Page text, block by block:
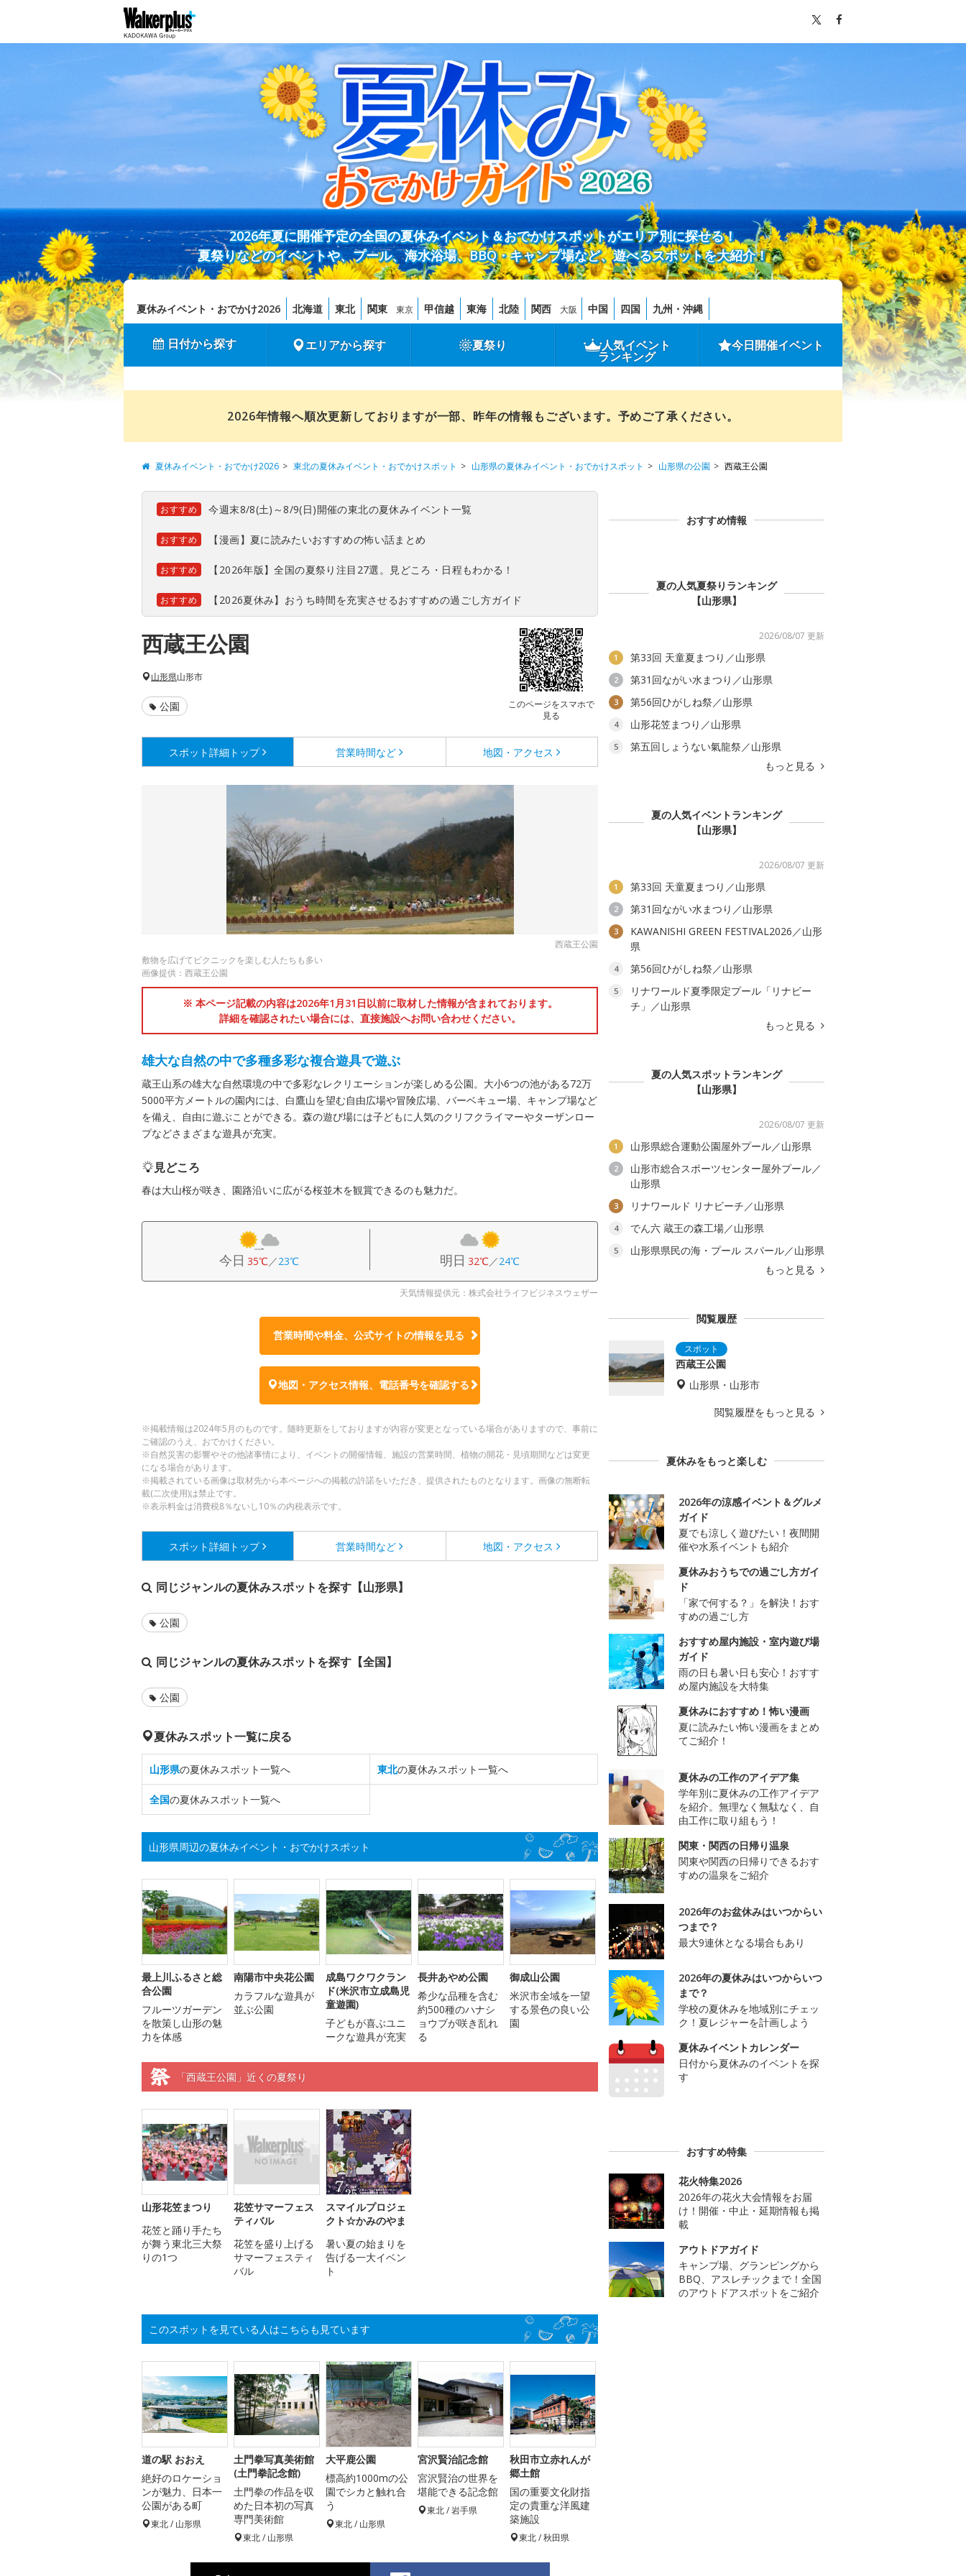
2026年夏に開催予定の全国の夏休みイベント＆おでかけスポットがエリア別に探せる！
夏祭りなどのイベントや、プール、海水浴場、BBQ・キャンプ場など、遊べるスポットを大紹介！
夏休みイベント・おでかけ2026 北海道 東北 関東 東京 甲信越 東海 北陸 関西 大阪 中国 四国 九州・沖縄
日付から探す エリアから探す 夏祭り 人気イベント
ランキング
今日開催イベント
2026年情報へ順次更新しておりますが一部、昨年の情報もございます。予めご了承ください。
夏休みイベント・おでかけ2026 東北の夏休みイベント・おでかけスポット 山形県の夏休みイベント・おでかけスポット 山形県の公園 西蔵王公園
おすすめ 今週末8/8(土)～8/9(日)開催の東北の夏休みイベント一覧
おすすめ 【漫画】夏に読みたいおすすめの怖い話まとめ
おすすめ 【2026年版】全国の夏祭り注目27選。見どころ・日程もわかる！
おすすめ 【2026夏休み】おうち時間を充実させるおすすめの過ごし方ガイド
西蔵王公園
このページをスマホで
見る
山形県山形市
公園
スポット詳細 トップ 営業時間など 地図・アクセス
西蔵王公園
敷物を広げてピクニックを楽しむ人たちも多い
画像提供：西蔵王公園
※ 本ページ記載の内容は2026年1月31日以前に取材した情報が含まれております。
詳細を確認されたい場合には、直接施設へお問い合わせください。
雄大な自然の中で多種多彩な複合遊具で遊ぶ
蔵王山系の雄大な自然環境の中で多彩なレクリエーションが楽しめる公園。大小6つの池がある72万
5000平方メートルの園内には、白鷹山を望む自由広場や冒険広場、バーベキュー場、キャンプ場など
を備え、自由に遊ぶことができる。森の遊び場には子どもに人気のクリフクライマーやターザンロー
プなどさまざまな遊具が充実。
見どころ
春は大山桜が咲き、園路沿いに広がる桜並木を観賞できるのも魅力だ。
今日 35℃／23℃ 明日 32℃／24℃
天気情報提供元：株式会社ライフビジネスウェザー
営業時間や料金、公式サイトの情報を見る
地図・アクセス情報、電話番号を確認する
※掲載情報は2024年5月のものです。随時更新をしておりますが内容が変更となっている場合がありますので、事前に
ご確認のうえ、おでかけください。
※自然災害の影響やその他諸事情により、イベントの開催情報、施設の営業時間、植物の開花・見頃期間などは変更
になる場合があります。
※掲載されている画像は取材先から本ページへの掲載の許諾をいただき、提供されたものとなります。画像の無断転
載(二次使用)は禁止です。
※表示料金は消費税8％ないし10％の内税表示です。
スポット詳細 トップ 営業時間など 地図・アクセス
同じジャンルの夏休みスポットを探す【山形県】
公園
同じジャンルの夏休みスポットを探す【全国】
公園
夏休みスポット一覧に戻る
山形県の夏休みスポット一覧へ 東北の夏休みスポット一覧へ
全国の夏休みスポット一覧へ
山形県周辺の夏休みイベント・おでかけスポット
最上川ふるさと総
合公園
フルーツガーデン
を散策し山形の魅
力を体感
南陽市中央花公園
カラフルな遊具が
並ぶ公園
成島ワクワクラン
ド(米沢市立成島児
童遊園)
子どもが喜ぶユニ
ークな遊具が充実
長井あやめ公園
希少な品種を含む
約500種のハナシ
ョウブが咲き乱れ
る
御成山公園
米沢市全域を一望
する景色の良い公
園
「西蔵王公園」近くの夏祭り
山形花笠まつり
花笠と踊り手たち
が舞う東北三大祭
りの1つ
花笠サマーフェス
ティバル
花笠を盛り上げる
サマーフェスティ
バル
スマイルプロジェ
クト☆かみのやま
暑い夏の始まりを
告げる一大イベン
ト
このスポットを見ている人はこちらも見ています
道の駅 おおえ
絶好のロケーショ
ンが魅力、日本一
公園がある町
東北 / 山形県
土門拳写真美術館
(土門拳記念館)
土門拳の作品を収
めた日本初の写真
専門美術館
東北 / 山形県
大平鹿公園
標高約1000mの公
園でシカと触れ合
う
東北 / 山形県
宮沢賢治記念館
宮沢賢治の世界を
堪能できる記念館
東北 / 岩手県
秋田市立赤れんが
郷土館
国の重要文化財指
定の貴重な洋風建
築施設
東北 / 秋田県
おすすめ情報
夏の人気夏祭りランキング
【山形県】
2026/08/07 更新
1 第33回 天童夏まつり／山形県
2 第31回ながい水まつり／山形県
3 第56回ひがしね祭／山形県
4 山形花笠まつり／山形県
5
第五回しょうない氣龍祭／山形県
もっと見る
夏の人気イベントランキング
【山形県】
2026/08/07 更新
1 第33回 天童夏まつり／山形県
2 第31回ながい水まつり／山形県
3
KAWANISHI GREEN FESTIVAL2026／山形
県
4 第56回ひがしね祭／山形県
5
リナワールド夏季限定プール「リナビー
チ」／山形県
もっと見る
夏の人気スポットランキング
【山形県】
2026/08/07 更新
1 山形県総合運動公園屋外プール／山形県
2
山形市総合スポーツセンター屋外プール／
山形県
3 リナワールド リナビーチ／山形県
4 でん六 蔵王の森工場／山形県
5
山形県県民の海・プール スパール／山形県
もっと見る
閲覧履歴
西蔵王公園
山形県・山形市
閲覧履歴をもっと見る
夏休みをもっと楽しむ
2026年の涼感イベント＆グルメ
ガイド
夏でも涼しく遊びたい！夜間開
催や水系イベントも紹介
夏休みおうちでの過ごし方ガイ
ド
「家で何する？」を解決！おす
すめの過ごし方
おすすめ屋内施設・室内遊び場
ガイド
雨の日も暑い日も安心！おすす
め屋内施設を大特集
夏休みにおすすめ！怖い漫画
夏に読みたい怖い漫画をまとめ
てご紹介！
夏休みの工作のアイデア集
学年別に夏休みの工作アイデア
を紹介。無理なく無駄なく、自
由工作に取り組もう！
関東・関西の日帰り温泉
関東や関西の日帰りできるおす
すめの温泉をご紹介
2026年のお盆休みはいつからい
つまで？
最大9連休となる場合もあり
2026年の夏休みはいつからいつ
まで？
学校の夏休みを地域別にチェッ
ク！夏レジャーを計画しよう
夏休みイベントカレンダー
日付から夏休みのイベントを探
す
おすすめ特集
花火特集2026
2026年の花火大会情報をお届
け！開催・中止・延期情報も掲
載
アウトドアガイド
キャンプ場、グランピングから
BBQ、アスレチックまで！全国
のアウトドアスポットをご紹介